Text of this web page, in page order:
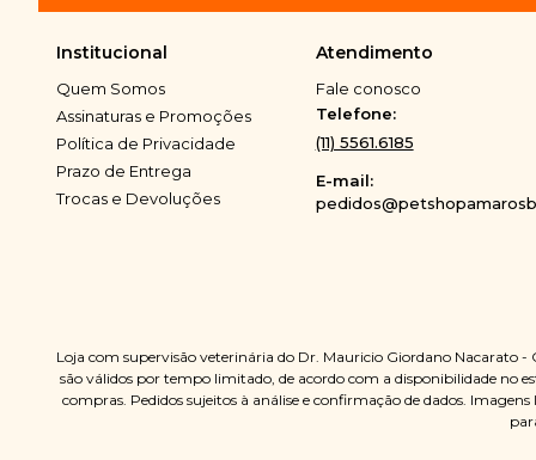
Institucional
Quem Somos
Assinaturas e Promoções
Política de Privacidade
Prazo de Entrega
Trocas e Devoluções
Atendimento
Fale conosco
Telefone:
(11) 5561.6185
E-mail:
Loja com supervisão veterinária do Dr. Mauricio Giordano Nacarato
são válidos por tempo limitado, de acordo com a disponibilidade no
compras. Pedidos sujeitos à análise e confirmação de dados.